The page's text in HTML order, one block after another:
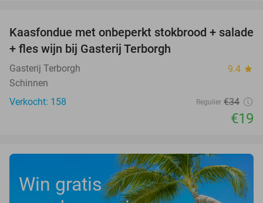
44%
Kaasfondue met onbeperkt stokbrood + salade
+ fles wijn bij Gasterij Terborgh
Gasterij Terborgh 9.4 star
Schinnen
Verkocht: 158
Regulier €34
€19
Win gratis